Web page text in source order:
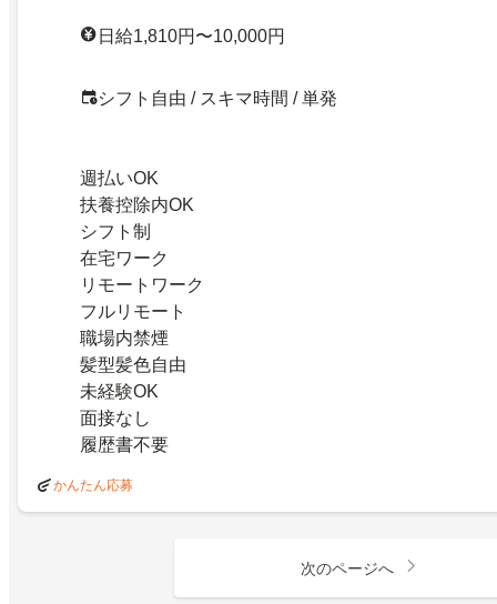
日給1,810円〜10,000円
シフト自由 / スキマ時間 / 単発
週払いOK
扶養控除内OK
シフト制
在宅ワーク
リモートワーク
フルリモート
職場内禁煙
髪型髪色自由
未経験OK
面接なし
履歴書不要
かんたん応募
次のページへ